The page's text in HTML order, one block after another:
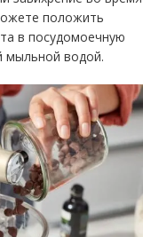
положить
в посудомоечную
мыльной водой.